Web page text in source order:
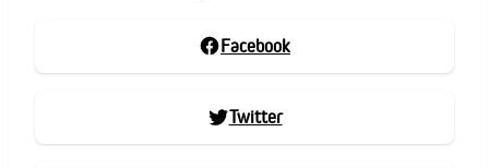
Facebook
Twitter